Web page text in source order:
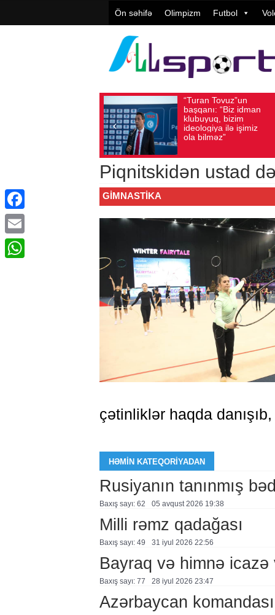
Ön səhifə Olimpizm Futbol
başqanı: “Biz idman
klubuyuq, bizim
ideologiya ilə işimiz
ola bilməz”
Vüqar
yüksək
Avqust 05, 2026
Piqnitskidən ustad
GIMNASTIKA
çətinliklər haqda
HƏMIN KATEQORIYADAN
Rusiyanın tanınmış
Baxış sayı: 62 05 avqust 2026 19:38
Milli rəmz qadağası
Baxış sayı: 49 31 i̇yul 2026 22:56
Bayraq və himnə icazə
Baxış sayı: 77 28 i̇yul 2026 23:47
Azərbaycan
Facebook
Email